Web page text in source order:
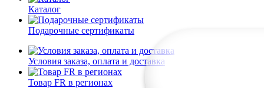
Каталог
Подарочные сертификаты
Условия заказа, оплата и доставка
Товар FR в регионах